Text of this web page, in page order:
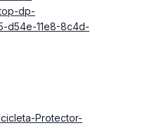
dp-
d54e-11e8-8c4d-
Protector-